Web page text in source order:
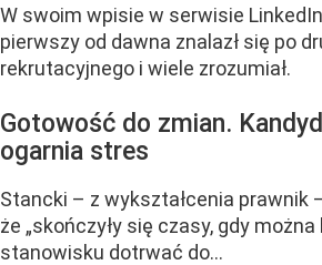
W swoim wpisie w serwisie LinkedIn
pierwszy od dawna znalazł się po
rekrutacyjnego i wiele zrozumiał.
Gotowość do zmian.
ogarnia stres
Stancki – z wykształcenia prawnik
że „skończyły się czasy, gdy można
stanowisku dotrwać do...